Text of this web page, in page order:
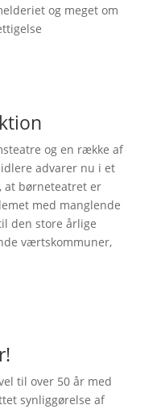
og meget om
og en række af
advarer nu i et
børneteatret er
med manglende
den store årlige
værtskommuner,
til over 50 år med
synliggørelse af